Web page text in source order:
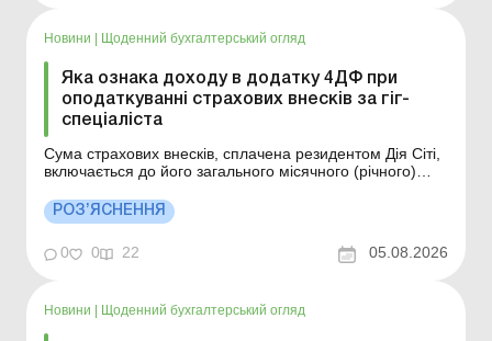
Новини Щоденний бухгалтерський огляд
Яка ознака доходу в додатку 4ДФ при
оподаткуванні страхових внесків за гіг-
спеціаліста
Сума страхових внесків, сплачена резидентом Дія Сіті,
включається до його загального місячного (річного)
ставкою 18 % і військовим збором за ставкою 5 %. У
додатку 4ДФ до Розрахунку відображається вся сума
страхового внеску за ознакою доходу «204...
РОЗ’ЯСНЕННЯ
0 0 22 05.08.2026
Новини | Щоденний бухгалтерський огляд